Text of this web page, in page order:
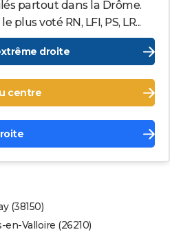
partout dans la Drôme.
voté RN, LFI, PS, LR...
droite
centre
(38150)
en-Valloire (26210)